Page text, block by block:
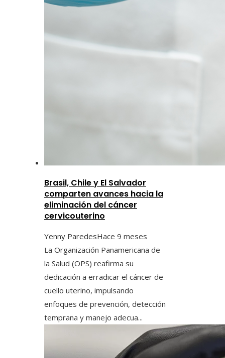
Brasil, Chile y El Salvador
comparten avances hacia la
eliminación del cáncer
cervicouterino
Yenny ParedesHace 9 meses
La Organización Panamericana de
la Salud (OPS) reafirma su
dedicación a erradicar el cáncer de
cuello uterino, impulsando
enfoques de prevención, detección
temprana y manejo adecua...